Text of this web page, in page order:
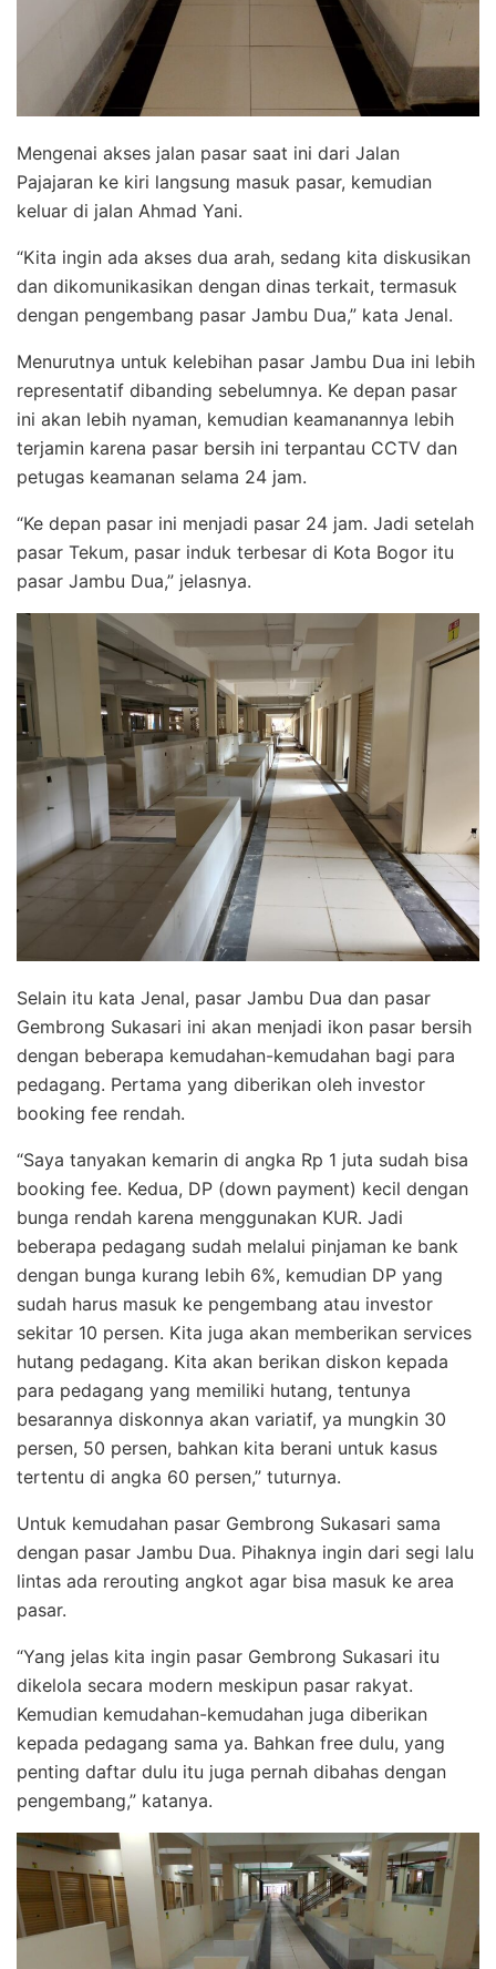
Mengenai akses jalan pasar saat ini dari Jalan
Pajajaran ke kiri langsung masuk pasar, kemudian
keluar di jalan Ahmad Yani.
“Kita ingin ada akses dua arah, sedang kita diskusikan
dan dikomunikasikan dengan dinas terkait, termasuk
dengan pengembang pasar Jambu Dua,” kata Jenal.
Menurutnya untuk kelebihan pasar Jambu Dua ini lebih
representatif dibanding sebelumnya. Ke depan pasar
ini akan lebih nyaman, kemudian keamanannya lebih
terjamin karena pasar bersih ini terpantau CCTV dan
petugas keamanan selama 24 jam.
“Ke depan pasar ini menjadi pasar 24 jam. Jadi setelah
pasar Tekum, pasar induk terbesar di Kota Bogor itu
pasar Jambu Dua,” jelasnya.
Selain itu kata Jenal, pasar Jambu Dua dan pasar
Gembrong Sukasari ini akan menjadi ikon pasar bersih
dengan beberapa kemudahan-kemudahan bagi para
pedagang. Pertama yang diberikan oleh investor
booking fee rendah.
“Saya tanyakan kemarin di angka Rp 1 juta sudah bisa
booking fee. Kedua, DP (down payment) kecil dengan
bunga rendah karena menggunakan KUR. Jadi
beberapa pedagang sudah melalui pinjaman ke bank
dengan bunga kurang lebih 6%, kemudian DP yang
sudah harus masuk ke pengembang atau investor
sekitar 10 persen. Kita juga akan memberikan services
hutang pedagang. Kita akan berikan diskon kepada
para pedagang yang memiliki hutang, tentunya
besarannya diskonnya akan variatif, ya mungkin 30
persen, 50 persen, bahkan kita berani untuk kasus
tertentu di angka 60 persen,” tuturnya.
Untuk kemudahan pasar Gembrong Sukasari sama
dengan pasar Jambu Dua. Pihaknya ingin dari segi lalu
lintas ada rerouting angkot agar bisa masuk ke area
pasar.
“Yang jelas kita ingin pasar Gembrong Sukasari itu
dikelola secara modern meskipun pasar rakyat.
Kemudian kemudahan-kemudahan juga diberikan
kepada pedagang sama ya. Bahkan free dulu, yang
penting daftar dulu itu juga pernah dibahas dengan
pengembang,” katanya.